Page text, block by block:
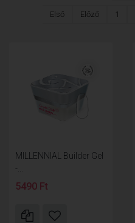
Első Előző 1
MILLENNIAL Builder Gel
-...
5490 Ft